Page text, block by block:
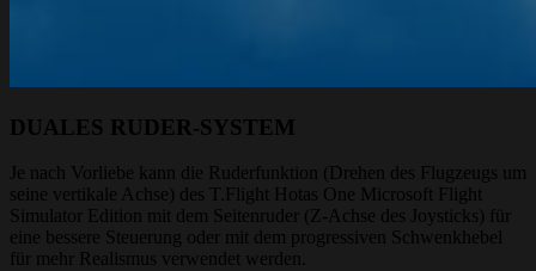
DUALES RUDER-SYSTEM
Je nach Vorliebe kann die Ruderfunktion (Drehen des Flugzeugs um
seine vertikale Achse) des T.Flight Hotas One Microsoft Flight
Simulator Edition mit dem Seitenruder (Z-Achse des Joysticks) für
eine bessere Steuerung oder mit dem progressiven Schwenkhebel
für mehr Realismus verwendet werden.